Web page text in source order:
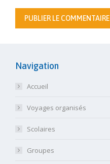
PUBLIER LE COMMENTAIRE
Navigation
Accueil
Voyages organisés
Scolaires
Groupes